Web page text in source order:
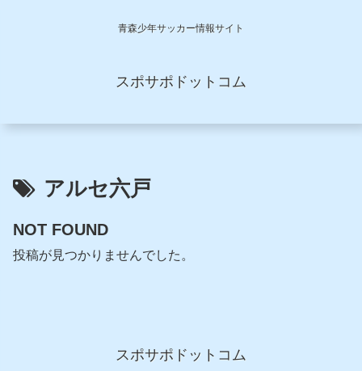
青森少年サッカー情報サイト
スポサポドットコム
アルセ六戸
NOT FOUND
投稿が見つかりませんでした。
スポサポドットコム